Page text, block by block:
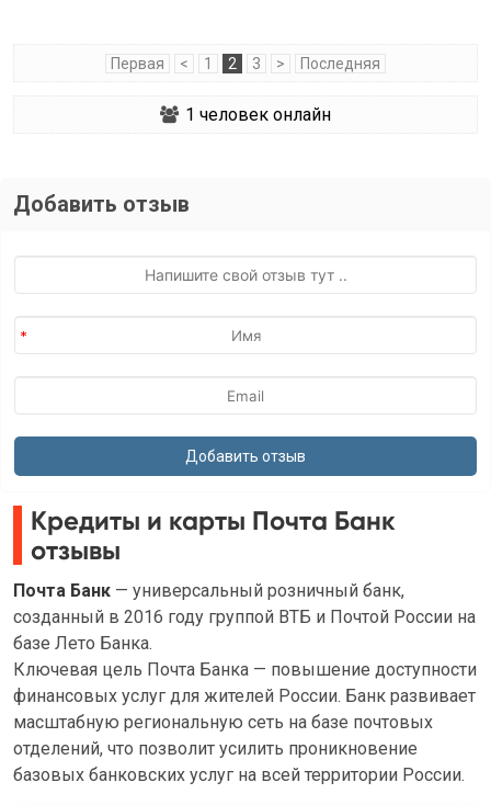
Первая < 1 2 3 > Последняя
1 человек онлайн
Добавить отзыв
Кредиты и карты Почта Банк
отзывы
Почта Банк — универсальный розничный банк,
созданный в 2016 году группой ВТБ и Почтой России на
базе Лето Банка.
Ключевая цель Почта Банка — повышение доступности
финансовых услуг для жителей России. Банк развивает
масштабную региональную сеть на базе почтовых
отделений, что позволит усилить проникновение
базовых банковских услуг на всей территории России.